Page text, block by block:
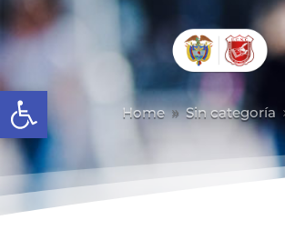
Abrir barra de herramientas
Home 9 Sin categoría